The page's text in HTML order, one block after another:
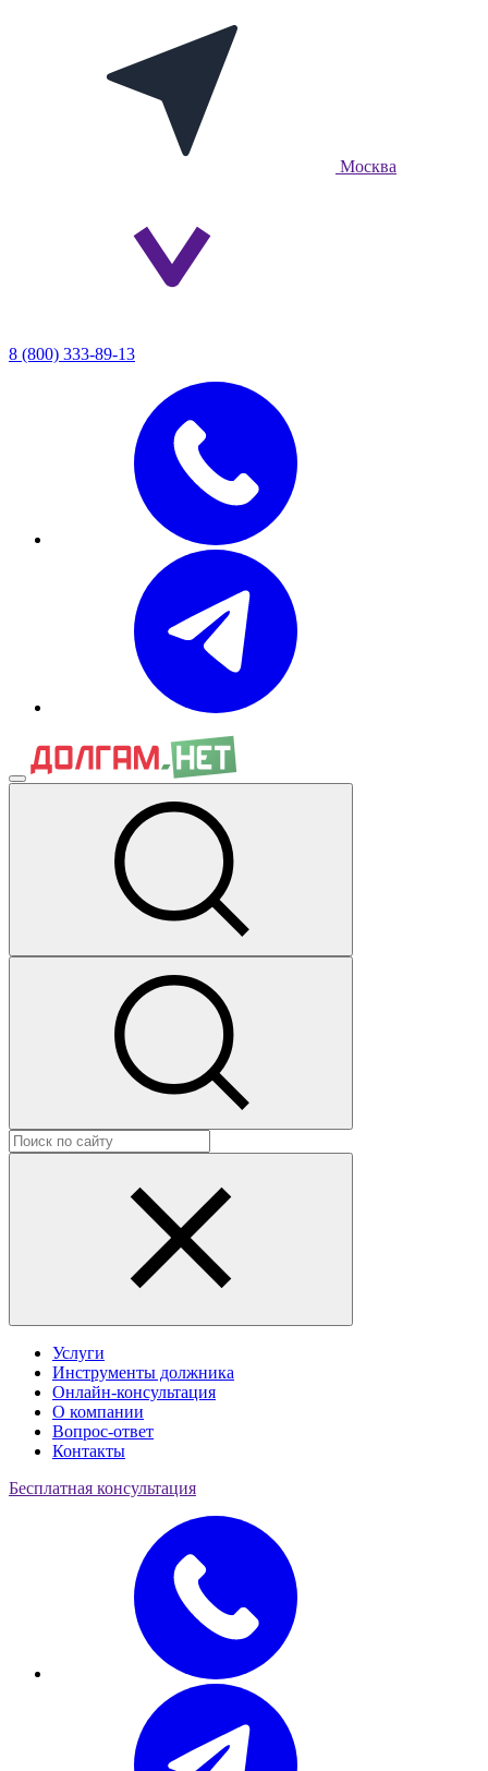
Москва
8 (800) 333-89-13
Услуги
Инструменты должника
Онлайн-консультация
О компании
Вопрос-ответ
Контакты
Бесплатная консультация